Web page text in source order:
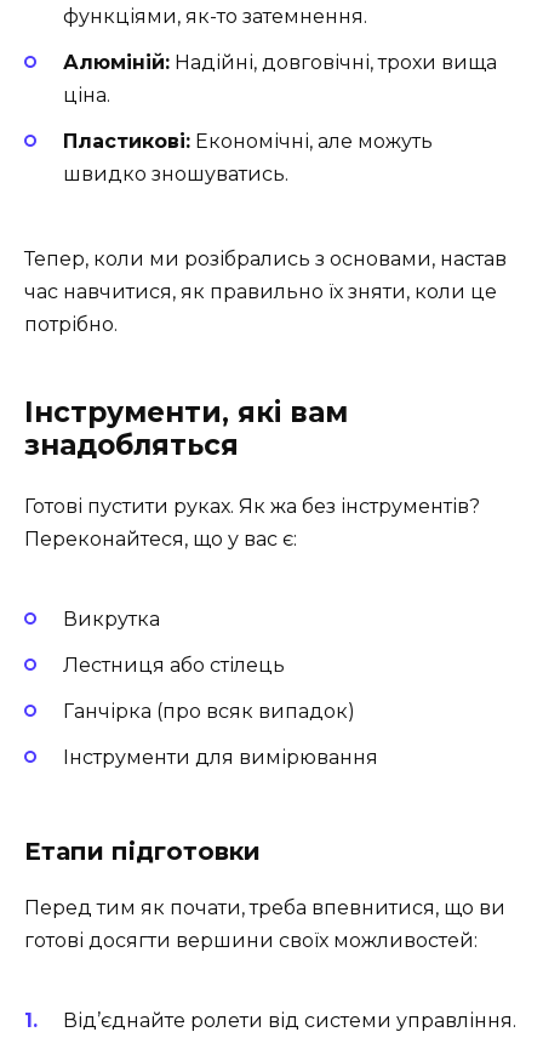
функціями, як-то затемнення.
Алюміній: Надійні, довговічні, трохи вища
ціна.
Пластикові: Економічні, але можуть
швидко зношуватись.
Тепер, коли ми розібрались з основами, настав
час навчитися, як правильно їх зняти, коли це
потрібно.
Інструменти, які вам
знадобляться
Готові пустити руках. Як жа без інструментів?
Переконайтеся, що у вас є:
Викрутка
Лестниця або стілець
Ганчірка (про всяк випадок)
Інструменти для вимірювання
Етапи підготовки
Перед тим як почати, треба впевнитися, що ви
готові досягти вершини своїх можливостей:
Від’єднайте ролети від системи управління.